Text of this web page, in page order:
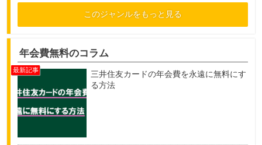
このジャンルをもっと見る
年会費無料のコラム
三井住友カードの年会費を永遠に無料にす
る方法